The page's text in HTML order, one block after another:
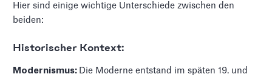
Hier sind einige wichtige Unterschiede zwischen den
beiden:
Historischer Kontext:
Modernismus: Die Moderne entstand im späten 19. und